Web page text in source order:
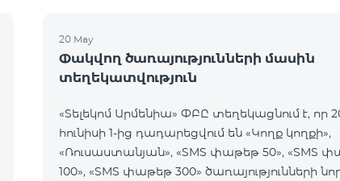
20 May
Փակվող ծառայությունների մասին
տեղեկատվություն
«Տելեկոմ Արմենիա» ՓԲԸ տեղեկացնում է, որ
հունիսի 1-ից դադարեցվում են «Կողք կողքի»,
«Ռուսաստանյան», «SMS փաթեթ 50», «SMS
100», «SMS փաթեթ 300» ծառայությունների